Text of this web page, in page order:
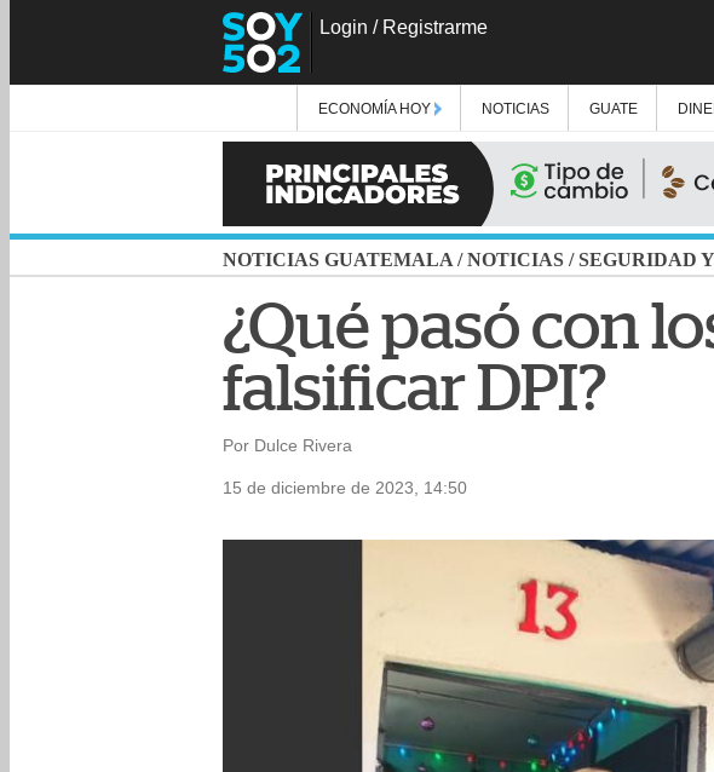
Login / Registrarme
ECONOMÍA HOY NOTICIAS GUATE
NOTICIAS GUATEMALA /NOTICIAS /SEGURIDAD
¿Qué pasó con
falsificar DPI?
Por Dulce Rivera
15 de diciembre de 2023, 14:50